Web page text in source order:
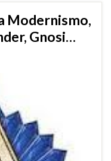
Modernismo,
Gnosi…